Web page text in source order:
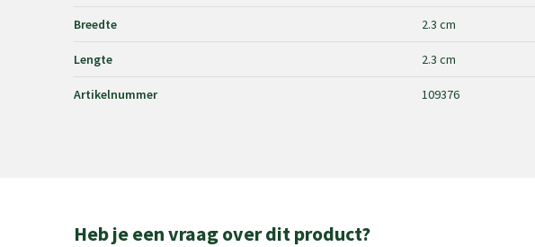
Breedte 2.3 cm
Lengte 2.3 cm
Artikelnummer 109376
Heb je een vraag over dit product?